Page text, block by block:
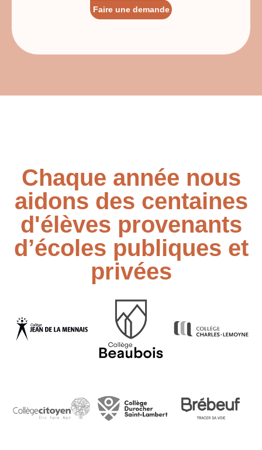
Faire une demande
Chaque année nous
aidons des centaines
d'élèves provenants
d’écoles publiques et
privées